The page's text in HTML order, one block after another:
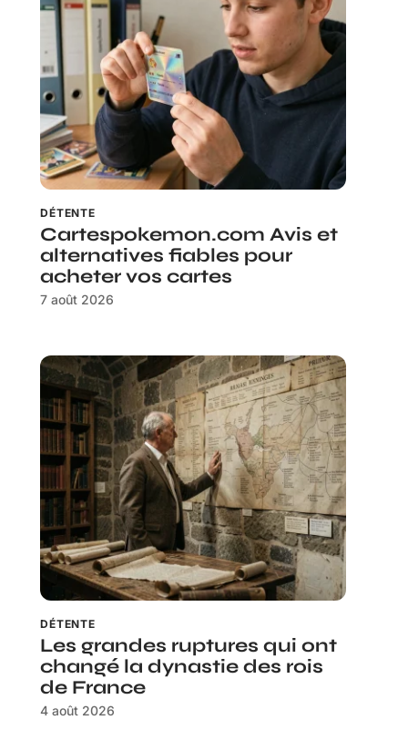
DÉTENTE
Cartespokemon.com Avis et
alternatives fiables pour
acheter vos cartes
7 août 2026
DÉTENTE
Les grandes ruptures qui ont
changé la dynastie des rois
de France
4 août 2026